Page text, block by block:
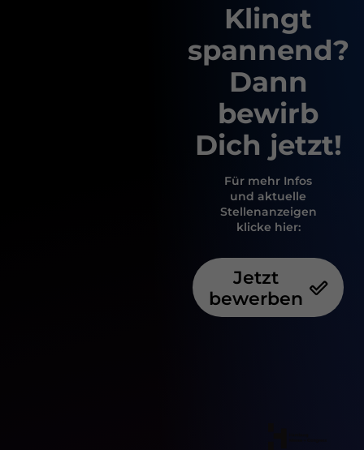
Klingt
spannend?
Dann
bewirb
Dich jetzt!
Für mehr Infos
und aktuelle
Stellenanzeigen
klicke hier:
Jetzt
bewerben